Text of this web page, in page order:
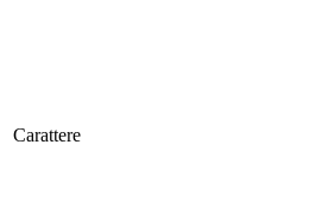
Carattere